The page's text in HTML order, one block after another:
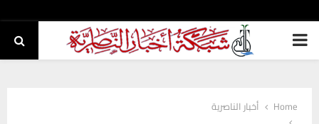
PRIMARY
Home
أخبار الناصرية